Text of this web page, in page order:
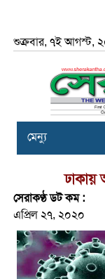
শুক্রবার, ৭ই আগস্ট,
মেন্যু
ঢাকায়
সেরাকণ্ঠ ডট কম :
এপ্রিল ২৭, ২০২০